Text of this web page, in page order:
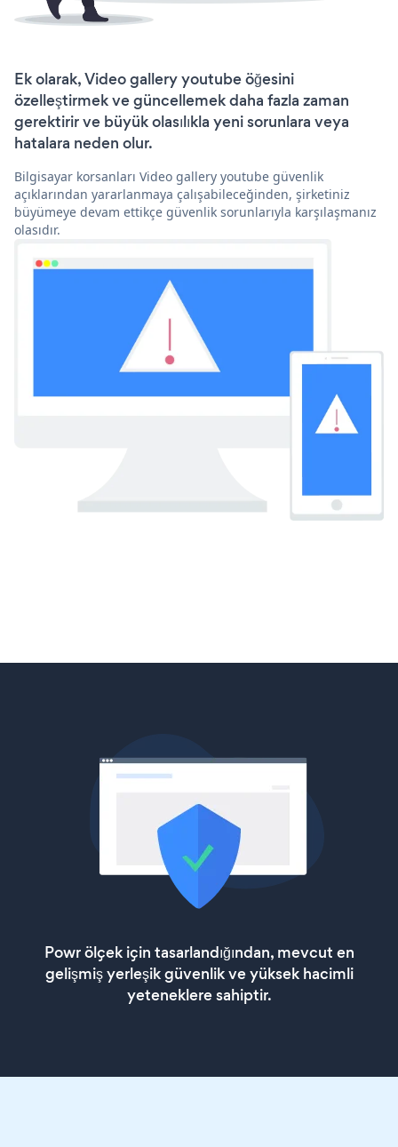
Ek olarak, Video gallery youtube öğesini
özelleştirmek ve güncellemek daha fazla zaman
gerektirir ve büyük olasılıkla yeni sorunlara veya
hatalara neden olur.
Bilgisayar korsanları Video gallery youtube güvenlik
açıklarından yararlanmaya çalışabileceğinden, şirketiniz
büyümeye devam ettikçe güvenlik sorunlarıyla karşılaşmanız
olasıdır.
Powr ölçek için tasarlandığından, mevcut en
gelişmiş yerleşik güvenlik ve yüksek hacimli
yeteneklere sahiptir.